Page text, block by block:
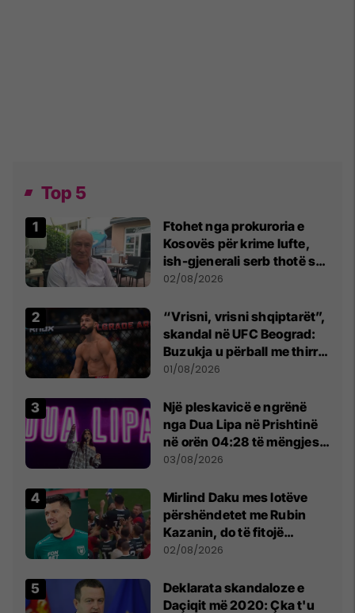
Top 5
Ftohet nga prokuroria e
Kosovës për krime lufte,
ish-gjenerali serb thotë se
dikush e tradhtoi në
02/08/2026
“Vrisni, vrisni shqiptarët”,
skandal në UFC Beograd:
Buzukja u përball me thirrje
anti-shqiptare nga
01/08/2026
Një pleskavicë e ngrënë
nga Dua Lipa në Prishtinë
në orën 04:28 të mëngjesit
- dhe bota digjitale serbe
03/08/2026
Mirlind Daku mes lotëve
përshëndetet me Rubin
Kazanin, do të fitojë
miliona te Spartak Moska
02/08/2026
​Deklarata skandaloze e
Daçiqit më 2020: Çka t'u